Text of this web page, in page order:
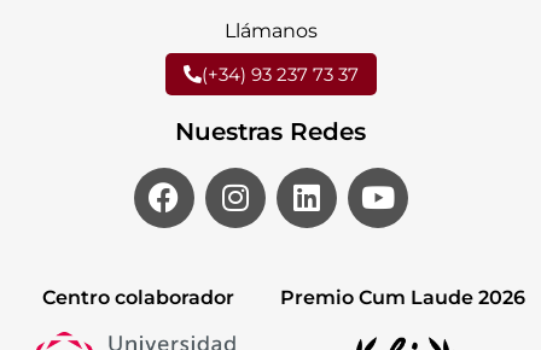
Llámanos
(+34) 93 237 73 37
Nuestras Redes
Centro colaborador Premio Cum Laude 2026